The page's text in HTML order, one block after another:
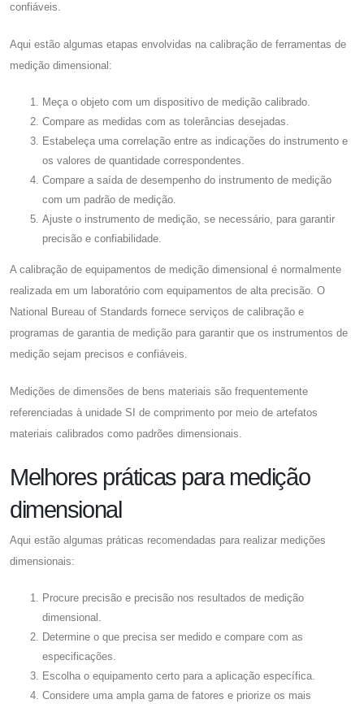
confiáveis.
Aqui estão algumas etapas envolvidas na calibração de ferramentas de
medição dimensional:
Meça o objeto com um dispositivo de medição calibrado.
Compare as medidas com as tolerâncias desejadas.
Estabeleça uma correlação entre as indicações do instrumento e
os valores de quantidade correspondentes.
Compare a saída de desempenho do instrumento de medição
com um padrão de medição.
Ajuste o instrumento de medição, se necessário, para garantir
precisão e confiabilidade.
A calibração de equipamentos de medição dimensional é normalmente
realizada em um laboratório com equipamentos de alta precisão. O
National Bureau of Standards fornece serviços de calibração e
programas de garantia de medição para garantir que os instrumentos de
medição sejam precisos e confiáveis.
Medições de dimensões de bens materiais são frequentemente
referenciadas à unidade SI de comprimento por meio de artefatos
materiais calibrados como padrões dimensionais.
Melhores práticas para medição
dimensional
Aqui estão algumas práticas recomendadas para realizar medições
dimensionais:
Procure precisão e precisão nos resultados de medição
dimensional.
Determine o que precisa ser medido e compare com as
especificações.
Escolha o equipamento certo para a aplicação específica.
Considere uma ampla gama de fatores e priorize os mais